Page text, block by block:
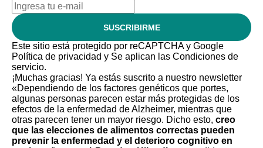
SUSCRIBIRME
Este sitio está protegido por reCAPTCHA y Google
Política de privacidad y Se aplican las Condiciones de
servicio.
¡Muchas gracias! Ya estás suscrito a nuestro newsletter
«Dependiendo de los factores genéticos que portes,
algunas personas parecen estar más protegidas de los
efectos de la enfermedad de Alzheimer, mientras que
otras parecen tener un mayor riesgo. Dicho esto, creo
que las elecciones de alimentos correctas pueden
prevenir la enfermedad y el deterioro cognitivo en